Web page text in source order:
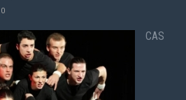
0
CAS